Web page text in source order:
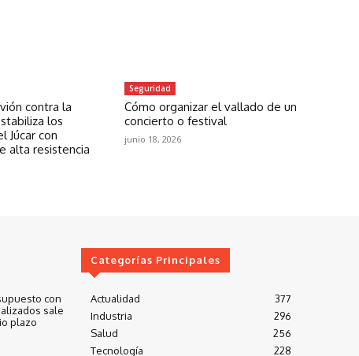
contra la
los
Júcar con
alta resistencia
Seguridad
Cómo organizar el vallado de un
concierto o festival
junio 18, 2026
con
sale
plazo
Categorías Principales
Actualidad
377
Industria
296
Salud
256
Tecnología
228